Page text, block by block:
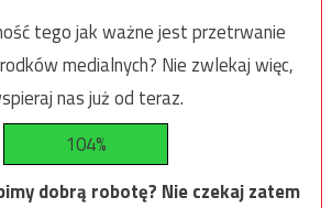
tego jak ważne jest przetrwanie
medialnych? Nie zwlekaj więc,
nas już od teraz.
104%
dobrą robotę? Nie czekaj zatem